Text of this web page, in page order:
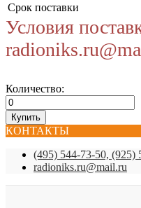
Срок поставки
Условия
Количество:
КОНТАКТЫ
(495) 544-73-50, (925)
radioniks.ru@mail.ru